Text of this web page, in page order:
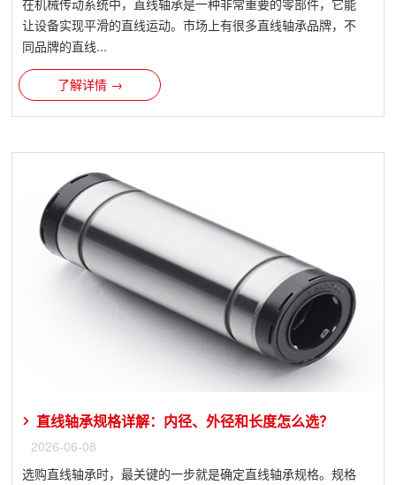
在机械传动系统中，直线轴承是一种非常重要的零部件，它能
让设备实现平滑的直线运动。市场上有很多直线轴承品牌，不
同品牌的直线...
了解详情 →
直线轴承规格详解：内径、外径和长度怎么选？
2026-06-08
选购直线轴承时，最关键的一步就是确定直线轴承规格。规格